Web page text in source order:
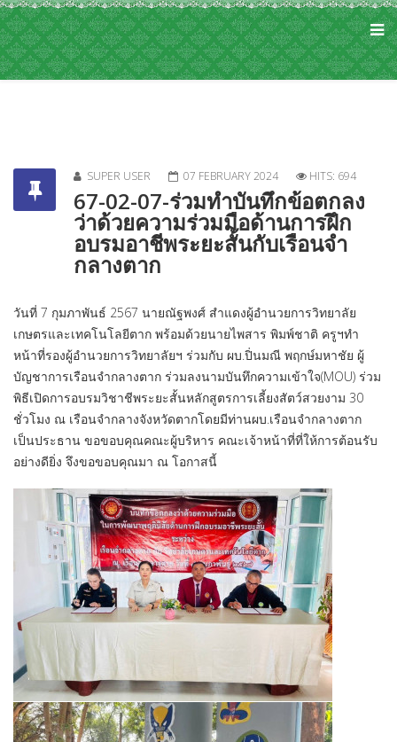
SUPER USER 07 FEBRUARY 2024 HITS: 694
67-02-07-ร่วมทำบันทึกข้อตกลง
ว่าด้วยความร่วมมือด้านการฝึก
อบรมอาชีพระยะสั้นกับเรือนจำ
กลางตาก
วันที่ 7 กุมภาพันธ์ 2567 นายณัฐพงศ์ สำแดงผู้อำนวยการวิทยาลัย
เกษตรและเทคโนโลยีตาก พร้อมด้วยนายไพสาร พิมพ์ชาติ ครูฯทำ
หน้าที่รองผู้อำนวยการวิทยาลัยฯ ร่วมกับ ผบ.ปิ่นมณี พฤกษ์มหาชัย ผู้
บัญชาการเรือนจำกลางตาก ร่วมลงนามบันทึกความเข้าใจ(MOU) ร่วม
พิธีเปิดการอบรมวิชาชีพระยะสั้นหลักสูตรการเลี้ยงสัตว์สวยงาม 30
ชั่วโมง ณ เรือนจำกลางจังหวัดตากโดยมีท่านผบ.เรือนจำกลางตาก
เป็นประธาน ขอขอบคุณคณะผู้บริหาร คณะเจ้าหน้าที่ที่ให้การต้อนรับ
อย่างดียิ่ง จึงขอขอบคุณมา ณ โอกาสนี้